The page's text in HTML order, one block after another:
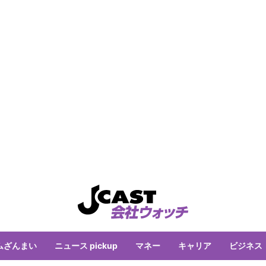
ざんまい ニュース pickup マネー キャリア ビジネス